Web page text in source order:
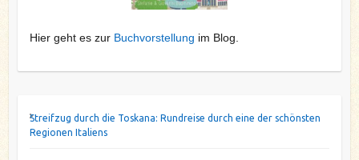
Hier geht es zur Buchvorstellung im Blog.
Streifzug durch die Toskana: Rundreise durch eine der schönsten
Regionen Italiens